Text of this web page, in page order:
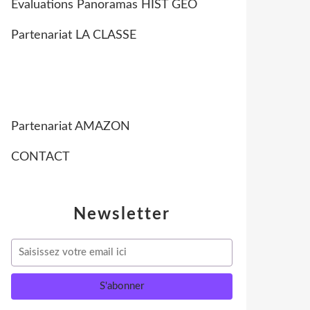
Newsletter
Evaluations Panoramas HIST GEO
Partenariat LA CLASSE
Partenariat AMAZON
CONTACT